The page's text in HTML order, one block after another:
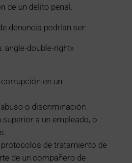
de un delito penal.
denuncia podrían ser:
angle-double-right»
en un
o discriminación
superior a un empleado, o
de tratamiento de
de un compañero de